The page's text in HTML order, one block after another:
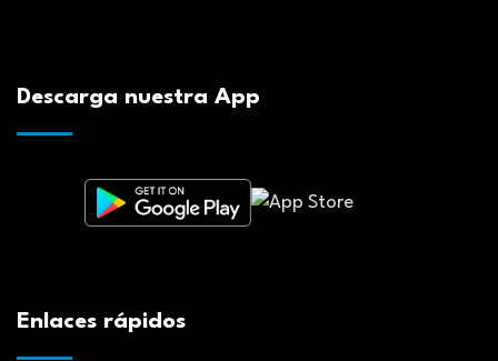
Descarga nuestra App
Enlaces rápidos